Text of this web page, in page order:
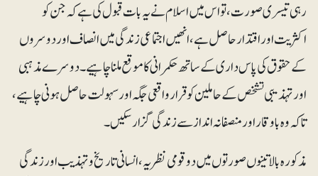
رہی تیسری صورت، تو اس میں اسلام نے یہ بات قبول کی ہے کہ جن کو
اکثریت اور اقتدار حاصل ہے، انھیں اجتماعی زندگی میں انصاف اور دوسروں
کے حقوق کی پاس داری کے ساتھ حکمرانی کا موقع ملنا چاہیے۔ دوسرے مذہبی
اور تہذیبی تشخص کے حاملین کو قرار واقعی جگہ اور سہولت حاصل ہونی چاہیے،
تاکہ وہ باوقار اور منصفانہ انداز سے زندگی گزار سکیں۔
مذکورہ بالا تینوں صورتوں میں دو قومی نظریہ، انسانی تاریخ و تہذیب اور زندگی